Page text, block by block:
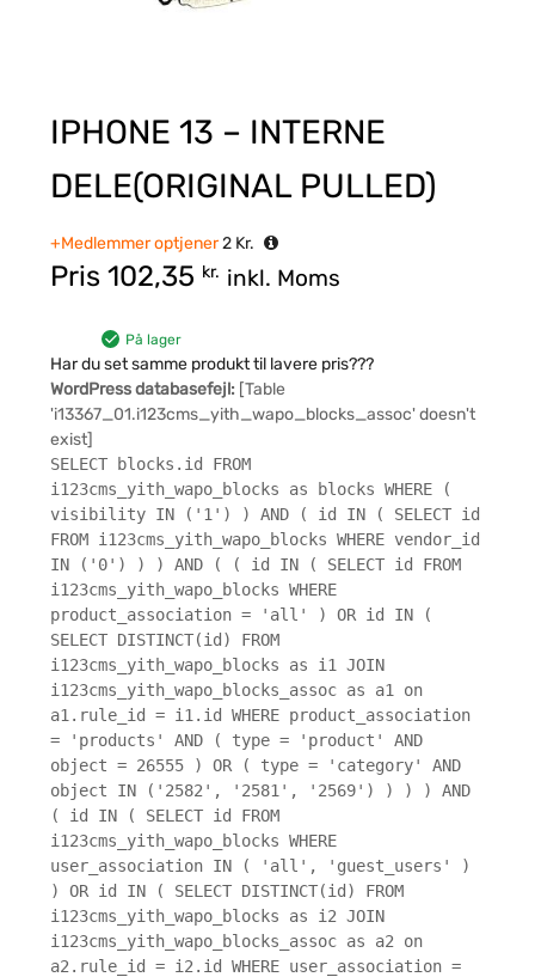
IPHONE 13 – INTERNE
DELE(ORIGINAL PULLED)
+Medlemmer optjener2 Kr.
Pris 102,35 kr. inkl. Moms
På lager
Har du set samme produkt til lavere pris???
WordPress databasefejl: [Table
'i13367_01.i123cms_yith_wapo_blocks_assoc' doesn't
exist]
SELECT blocks.id FROM
i123cms_yith_wapo_blocks as blocks WHERE (
visibility IN ('1') ) AND ( id IN ( SELECT id
FROM i123cms_yith_wapo_blocks WHERE vendor_id
IN ('0') ) ) AND ( ( id IN ( SELECT id FROM
i123cms_yith_wapo_blocks WHERE
product_association = 'all' ) OR id IN (
SELECT DISTINCT(id) FROM
i123cms_yith_wapo_blocks as i1 JOIN
i123cms_yith_wapo_blocks_assoc as a1 on
a1.rule_id = i1.id WHERE product_association
= 'products' AND ( type = 'product' AND
object = 26555 ) OR ( type = 'category' AND
object IN ('2582', '2581', '2569') ) ) ) AND
( id IN ( SELECT id FROM
i123cms_yith_wapo_blocks WHERE
user_association IN ( 'all', 'guest_users' )
) OR id IN ( SELECT DISTINCT(id) FROM
i123cms_yith_wapo_blocks as i2 JOIN
i123cms_yith_wapo_blocks_assoc as a2 on
a2.rule_id = i2.id WHERE user_association =